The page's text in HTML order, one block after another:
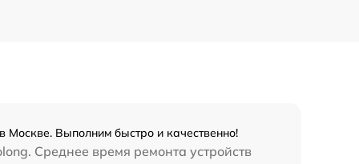
Выполним быстро и качественно!
Среднее время ремонта устройств